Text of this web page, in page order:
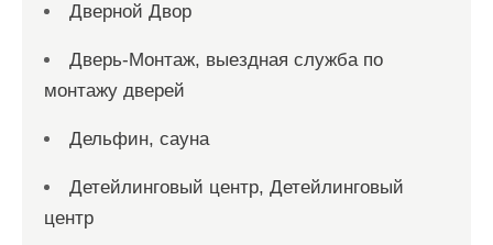
Дверной Двор
Дверь-Монтаж, выездная служба по
монтажу дверей
Дельфин, сауна
Детейлинговый центр, Детейлинговый
центр